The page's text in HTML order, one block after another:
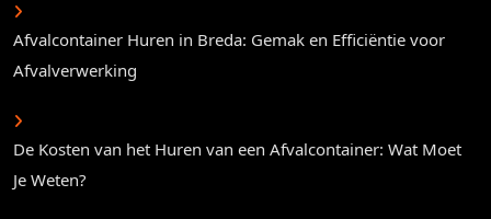
Afvalcontainer Huren in Breda: Gemak en Efficiëntie voor
Afvalverwerking
De Kosten van het Huren van een Afvalcontainer: Wat Moet
Je Weten?